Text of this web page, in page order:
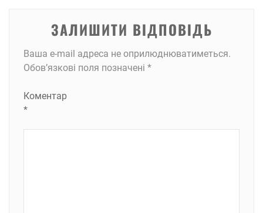
ЗАЛИШИТИ ВІДПОВІДЬ
Ваша e-mail адреса не оприлюднюватиметься.
Обов’язкові поля позначені *
Коментар
*